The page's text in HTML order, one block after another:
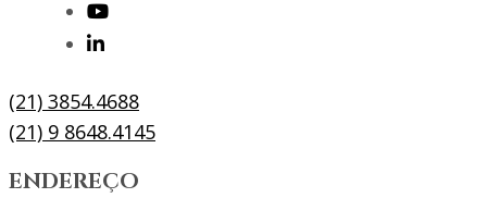
(21) 3854.4688
(21) 9 8648.4145
ENDEREÇO